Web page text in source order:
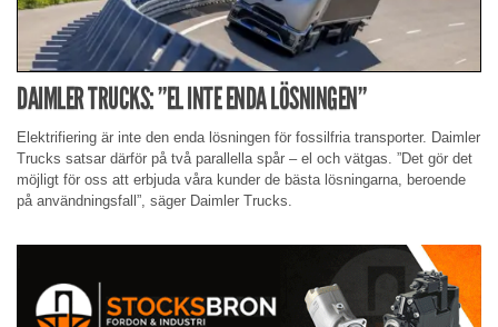
DAIMLER TRUCKS: ”EL INTE ENDA LÖSNINGEN”
Elektrifiering är inte den enda lösningen för fossilfria transporter. Daimler
Trucks satsar därför på två parallella spår – el och vätgas. ”Det gör det
möjligt för oss att erbjuda våra kunder de bästa lösningarna, beroende
på användningsfall”, säger Daimler Trucks.